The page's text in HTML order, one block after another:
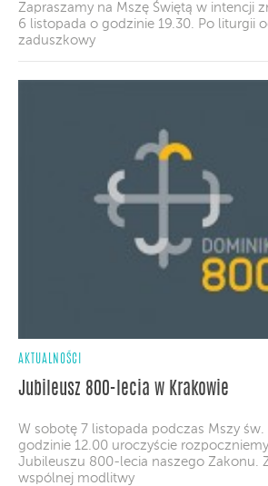
Zapraszamy na Mszę Świętą w intencji
6 listopada o godzinie 19.30. Po liturgii
zaduszkowy
AKTUALNOŚCI
Jubileusz 800-lecia w Krakowie
W sobotę 7 listopada podczas Mszy
godzinie 12.00 uroczyście
Jubileuszu 800-lecia naszego Zakonu.
wspólnej modlitwy